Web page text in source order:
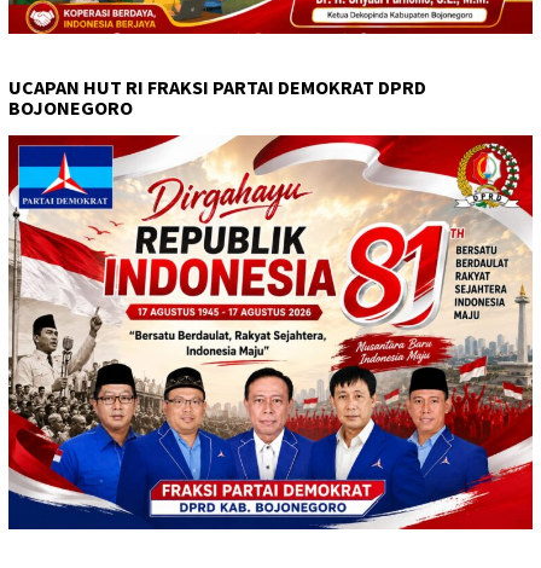
UCAPAN HUT RI FRAKSI PARTAI DEMOKRAT DPRD
BOJONEGORO